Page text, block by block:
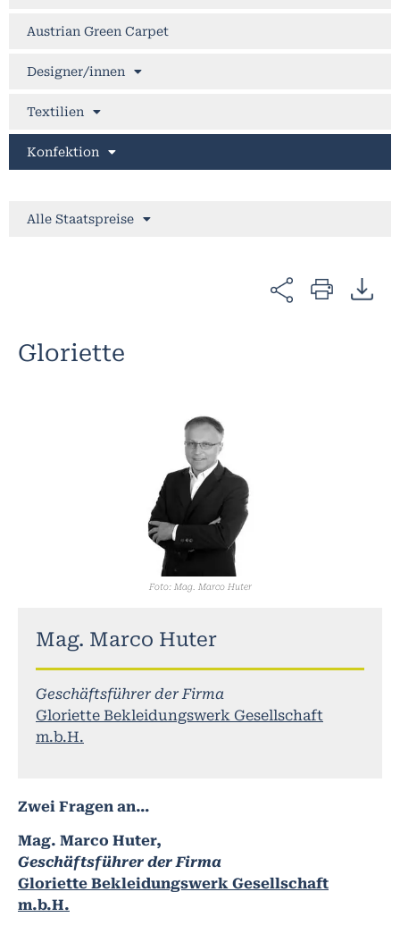
Austrian Green Carpet
Designer/innen
Textilien
Konfektion
Alle Staatspreise
Gloriette
Zwei Fragen an…
Mag. Marco Huter,
Geschäftsführer der Firma
Gloriette Bekleidungswerk Gesellschaft
m.b.H.
Foto: Mag. Marco Huter
Mag. Marco Huter
Geschäftsführer der Firma
Gloriette Bekleidungswerk Gesellschaft
m.b.H.